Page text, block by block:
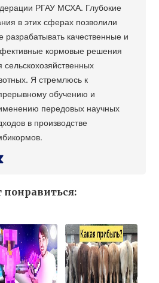
РГАУ МСХА. Глубокие
в этих сферах позволили
разрабатывать качественные и
кормовые решения
сельскохозяйственных
Я стремлюсь к
обучению и
передовых научных
в производстве